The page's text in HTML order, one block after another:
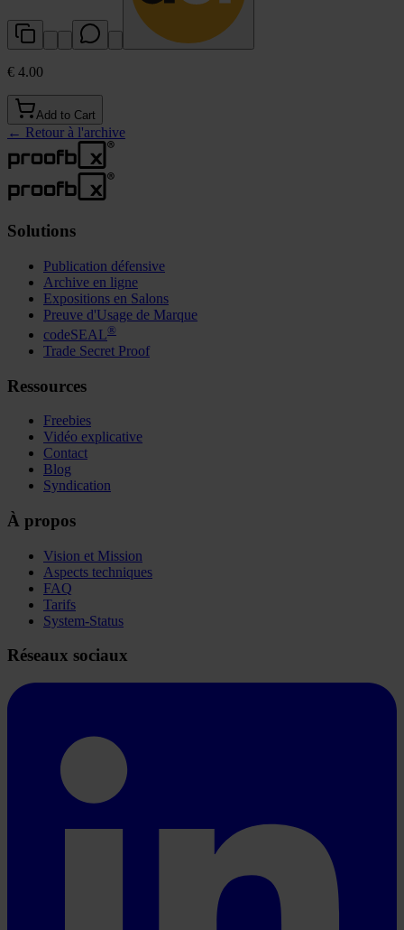
€ 4.00
Add to Cart
← Retour à l'archive
Solutions
Publication défensive
Archive en ligne
Expositions en Salons
Preuve d'Usage de Marque
codeSEAL®
Trade Secret Proof
Ressources
Freebies
Vidéo explicative
Contact
Blog
Syndication
À propos
Vision et Mission
Aspects techniques
FAQ
Tarifs
System-Status
Réseaux sociaux